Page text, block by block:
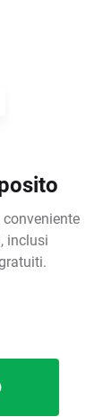
inclusi